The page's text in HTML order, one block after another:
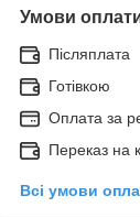
Умови
Післяплата
Готівкою
Оплата за
Переказ на
Всі умови